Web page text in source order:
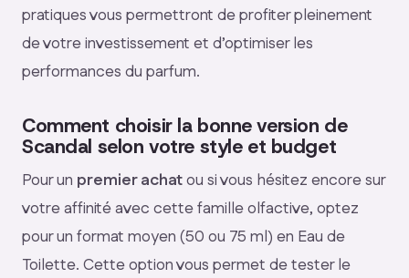
pratiques vous permettront de profiter pleinement
de votre investissement et d’optimiser les
performances du parfum.
Comment choisir la bonne version de
Scandal selon votre style et budget
Pour un premier achatou si vous hésitez encore sur
votre affinité avec cette famille olfactive, optez
pour un format moyen (50 ou 75 ml) en Eau de
Toilette. Cette option vous permet de tester le